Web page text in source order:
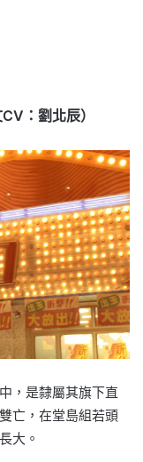
：劉北辰）
，是隸屬其旗下直
亡，在堂島組若頭
大。